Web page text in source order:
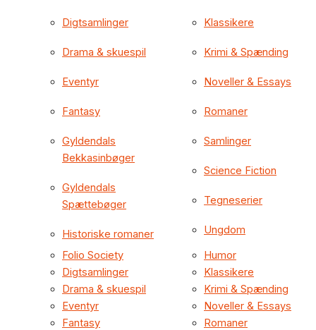
Digtsamlinger
Drama & skuespil
Eventyr
Fantasy
Gyldendals
Bekkasinbøger
Gyldendals
Spættebøger
Historiske romaner
Klassikere
Krimi & Spænding
Noveller & Essays
Romaner
Samlinger
Science Fiction
Tegneserier
Ungdom
Folio Society
Digtsamlinger
Drama & skuespil
Eventyr
Fantasy
Humor
Klassikere
Krimi & Spænding
Noveller & Essays
Romaner